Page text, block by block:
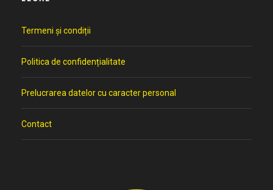
Termeni și condiții
Politica de confidențialitate
Prelucrarea datelor cu caracter personal
Contact